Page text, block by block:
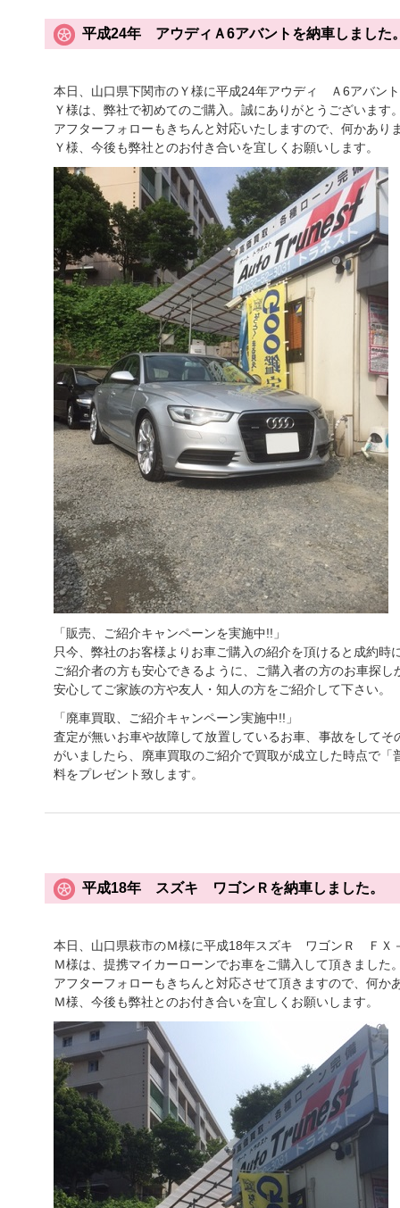
平成24年 アウディＡ6アバントを納車しました
本日、山口県下関市のＹ様に平成24年アウディ Ａ6アバン
Ｙ様は、弊社で初めてのご購入。誠にありがとうございます
アフターフォローもきちんと対応いたしますので、何かあり
Ｙ様、今後も弊社とのお付き合いを宜しくお願いします。
「販売、ご紹介キャンペーンを実施中!!」
只今、弊社のお客様よりお車ご購入の紹介を頂けると成約
ご紹介者の方も安心できるように、ご購入者の方のお車探
安心してご家族の方や友人・知人の方をご紹介して下さい。
「廃車買取、ご紹介キャンペーン実施中!!」
査定が無いお車や故障して放置しているお車、事故をして
がいましたら、廃車買取のご紹介で買取が成立した時点で
料をプレゼント致します。
平成18年 スズキ ワゴンＲを納車しました。
本日、山口県萩市のＭ様に平成18年スズキ ワゴンＲ ＦＸ
Ｍ様は、提携マイカーローンでお車をご購入して頂きました
アフターフォローもきちんと対応させて頂きますので、何か
Ｍ様、今後も弊社とのお付き合いを宜しくお願いします。